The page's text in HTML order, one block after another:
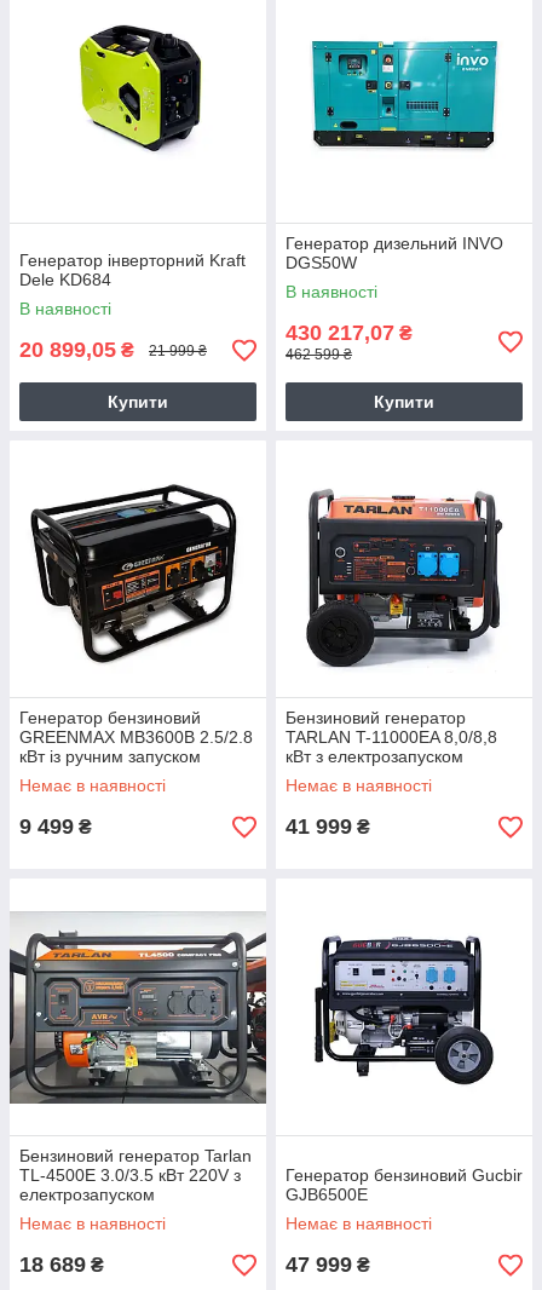
Генератор інверторний Kraft
Dele KD684
В наявності
20 899,05 ₴ 21 999 ₴
Купити
Генератор дизельний INVO
DGS50W
В наявності
430 217,07 ₴
462 599 ₴
Купити
Генератор бензиновий
GREENMAX MB3600B 2.5/2.8
кВт із ручним запуском
Немає в наявності
9 499 ₴
Бензиновий генератор
TARLAN T-11000EA 8,0/8,8
кВт з електрозапуском
Немає в наявності
41 999 ₴
Бензиновий генератор Tarlan
TL-4500E 3.0/3.5 кВт 220V з
електрозапуском
Немає в наявності
18 689 ₴
Генератор бензиновий Gucbir
GJB6500E
Немає в наявності
47 999 ₴